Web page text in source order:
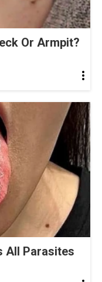
Or Armpit?
All Parasites